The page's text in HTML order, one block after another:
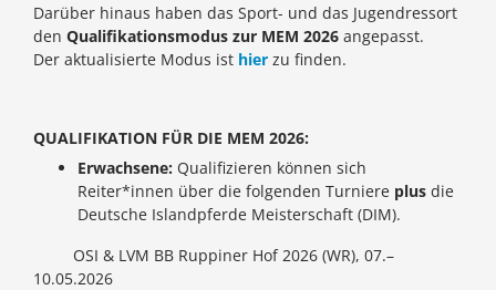
Darüber hinaus haben das Sport- und das Jugendressort
den Qualifikationsmodus zur MEM 2026 angepasst.
Der aktualisierte Modus ist hier zu finden.
QUALIFIKATION FÜR DIE MEM 2026:
Erwachsene: Qualifizieren können sich
Reiter*innen über die folgenden Turniere plus die
Deutsche Islandpferde Meisterschaft (DIM).
OSI & LVM BB Ruppiner Hof 2026 (WR), 07.–
10.05.2026